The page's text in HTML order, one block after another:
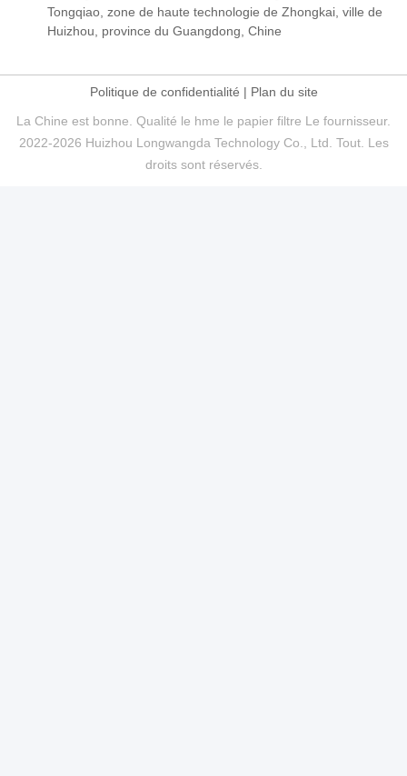
Tongqiao, zone de haute technologie de Zhongkai, ville de
Huizhou, province du Guangdong, Chine
Politique de confidentialité | Plan du site
La Chine est bonne. Qualité le hme le papier filtre Le fournisseur.
2022-2026 Huizhou Longwangda Technology Co., Ltd. Tout. Les
droits sont réservés.